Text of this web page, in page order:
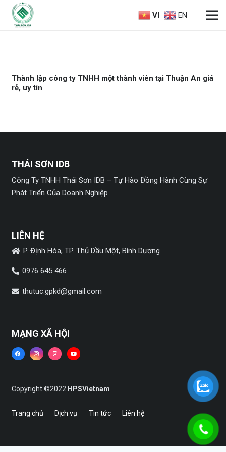
VI EN
Thành lập công ty TNHH một thành viên tại Thuận An giá
rẻ, uy tín
THÁI SƠN IDB
Công Ty TNHH Thái Sơn IDB – Tự Hào Đồng Hành Cùng Sự
Phát Triển Của Doanh Nghiệp
LIÊN HỆ
P. Định Hòa, TP. Thủ Dầu Một, Bình Dương
0976 645 466
thutuc.gpkd@gmail.com
MẠNG XÃ HỘI
Copyright ©2022 HPSVietnam
Trang chủ Dịch vụ Tin tức Liên hệ